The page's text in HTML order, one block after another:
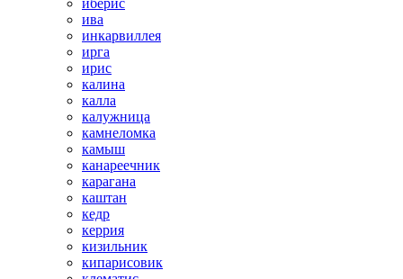
иберис
ива
инкарвиллея
ирга
ирис
калина
калла
калужница
камнеломка
камыш
канареечник
карагана
каштан
кедр
керрия
кизильник
кипарисовик